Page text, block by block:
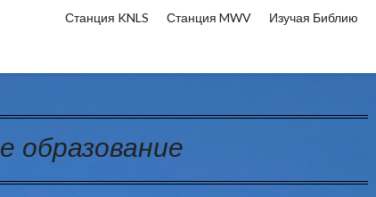
Станция KNLS Станция MWV Изучая Библию
образование